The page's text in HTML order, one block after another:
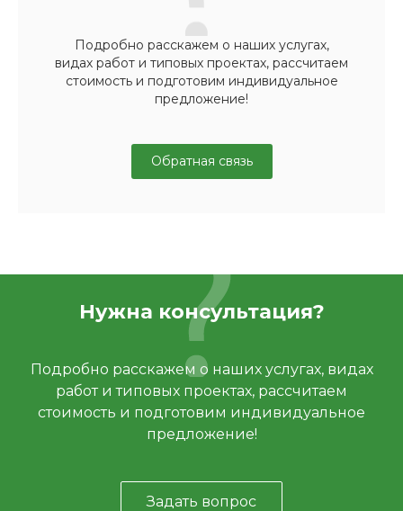
Подробно расскажем о наших услугах,
видах работ и типовых проектах, рассчитаем
стоимость и подготовим индивидуальное
предложение!
Обратная связь
Нужна консультация?
Подробно расскажем о наших услугах, видах
работ и типовых проектах, рассчитаем
стоимость и подготовим индивидуальное
предложение!
Задать вопрос